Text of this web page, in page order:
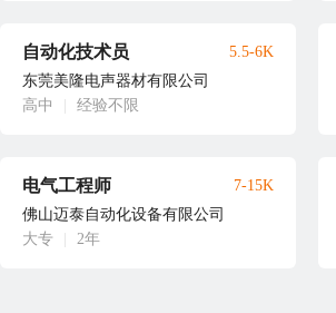
自动化技术员
东莞美隆电声器材有限公司
高中
经验不限
5.5-6K
电气工程师
佛山迈泰自动化设备有限公司
大专
2年
7-15K